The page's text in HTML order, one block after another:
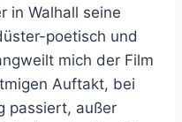
in Walhall seine
poetisch und
mich der Film
Auftakt, bei
passiert, außer